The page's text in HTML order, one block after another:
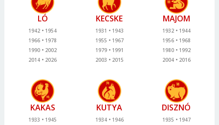
LÓ
1942
1954
1966
1978
1990
2002
2014
2026
KECSKE
1931
1943
1955
1967
1979
1991
2003
2015
MAJOM
1932
1944
1956
1968
1980
1992
2004
2016
KAKAS
1933 1945
KUTYA
1934 1946
DISZNÓ
1935 1947